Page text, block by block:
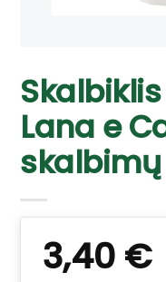
Lana e
skalbimų
3,40 €